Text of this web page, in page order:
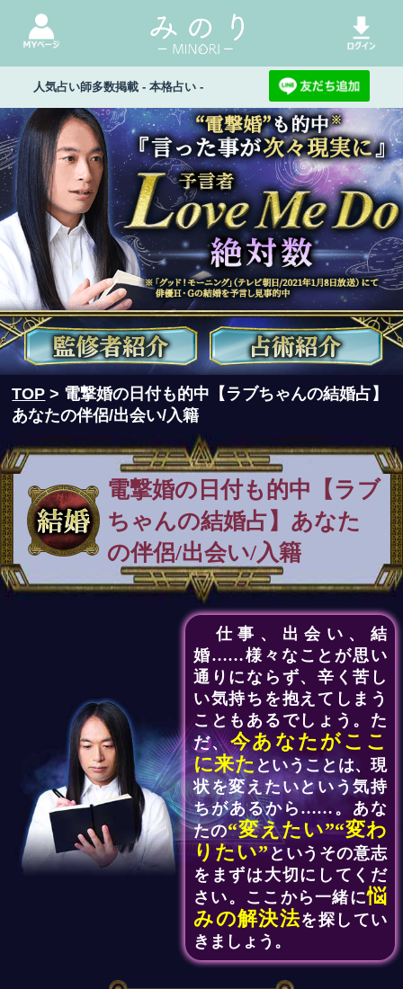
人気占い師多数掲載 - 本格占い -
TOP > 電撃婚の日付も的中【ラブちゃんの結婚占】
あなたの伴侶/出会い/入籍
電撃婚の日付も的中【ラブ
ちゃんの結婚占】あなた
の伴侶/出会い/入籍
仕事、出会い、結
婚……様々なことが思い
通りにならず、辛く苦し
い気持ちを抱えてしまう
こともあるでしょう。た
だ、今あなたがここ
に来た ということは、現
状を変えたいという気持
ちがあるから……。あな
たの“変えたい”“変わ
りたい”というその意志
をまずは大切にしてくだ
さい。ここから一緒に悩
みの解決法を探してい
きましょう。